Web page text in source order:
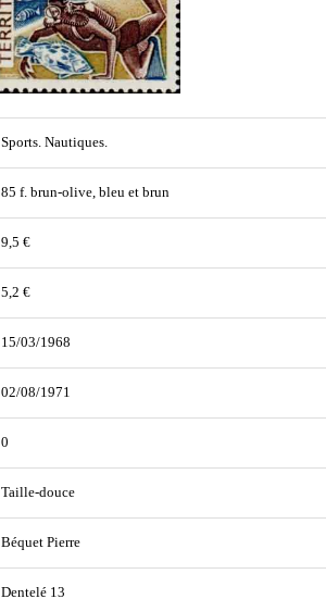
Sports. Nautiques.
85 f. brun-olive, bleu et brun
9,5 €
5,2 €
15/03/1968
02/08/1971
0
Taille-douce
Béquet Pierre
Dentelé 13